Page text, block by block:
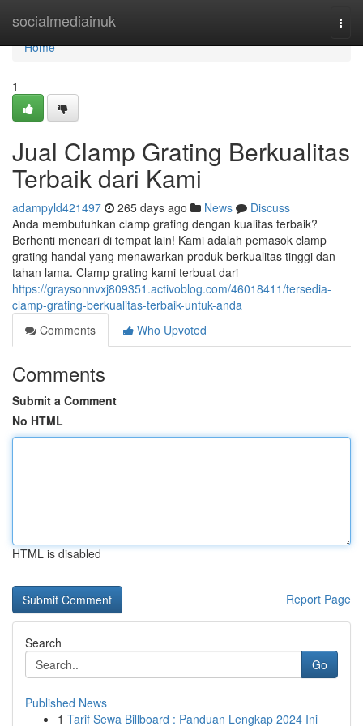
socialmediainuk
Home
Home
1
Jual Clamp Grating Berkualitas
Terbaik dari Kami
adampyld421497 265 days ago News
Discuss
Anda membutuhkan clamp grating dengan kualitas terbaik?
Berhenti mencari di tempat lain! Kami adalah pemasok clamp
grating handal yang menawarkan produk berkualitas tinggi dan
tahan lama. Clamp grating kami terbuat dari
https://graysonnvxj809351.activoblog.com/46018411/tersedia-
clamp-grating-berkualitas-terbaik-untuk-anda
Comments
Who Upvoted
Comments
Submit a Comment
No HTML
HTML is disabled
Report Page
Search
Go
Published News
1 Tarif Sewa Billboard : Panduan Lengkap 2024 Ini